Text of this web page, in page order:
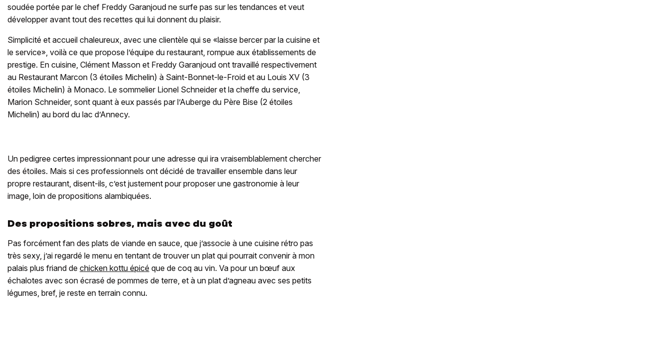
soudée portée par le chef Freddy Garanjoud ne surfe pas sur les tendances et veut
développer avant tout des recettes qui lui donnent du plaisir.
Simplicité et accueil chaleureux, avec une clientèle qui se «laisse bercer par la cuisine et
le service», voilà ce que propose l’équipe du restaurant, rompue aux établissements de
prestige. En cuisine, Clément Masson et Freddy Garanjoud ont travaillé respectivement
au Restaurant Marcon (3 étoiles Michelin) à Saint-Bonnet-le-Froid et au Louis XV (3
étoiles Michelin) à Monaco. Le sommelier Lionel Schneider et la cheffe du service,
Marion Schneider, sont quant à eux passés par l’Auberge du Père Bise (2 étoiles
Michelin) au bord du lac d’Annecy.
Un pedigree certes impressionnant pour une adresse qui ira vraisemblablement chercher
des étoiles. Mais si ces professionnels ont décidé de travailler ensemble dans leur
propre restaurant, disent-ils, c’est justement pour proposer une gastronomie à leur
image, loin de propositions alambiquées.
Des propositions sobres, mais avec du goût
Pas forcément fan des plats de viande en sauce, que j’associe à une cuisine rétro pas
très sexy, j’ai regardé le menu en tentant de trouver un plat qui pourrait convenir à mon
palais plus friand de chicken kottu épicé que de coq au vin. Va pour un bœuf aux
échalotes avec son écrasé de pommes de terre, et à un plat d’agneau avec ses petits
légumes, bref, je reste en terrain connu.